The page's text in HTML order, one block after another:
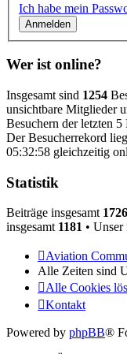
Ich habe mein
Wer ist online?
Insgesamt sind 1254
unsichtbare Mitglieder
Besuchern der letzten
Der Besucherrekord
05:32:58 gleichzeitig
Statistik
Beiträge insgesamt
insgesamt 1181 •
Aviation
Alle Zeiten sind
Alle Cookies
Kontakt
Powered by phpBB®